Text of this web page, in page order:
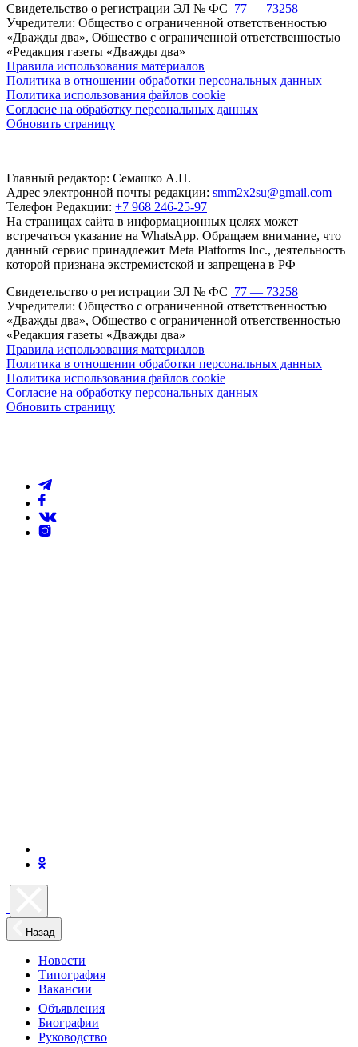
Свидетельство о регистрации ЭЛ № ФС 77 — 73258
Учредители: Общество с ограниченной ответственностью
«Дважды два», Общество с ограниченной ответственностью
«Редакция газеты «Дважды два»
Правила использования материалов
Политика в отношении обработки персональных данных
Политика использования файлов cookie
Согласие на обработку персональных данных
Обновить страницу
Главный редактор: Семашко А.Н.
Адрес электронной почты редакции: smm2x2su@gmail.com
Телефон Редакции: +7 968 246-25-97
На страницах сайта в информационных целях может
встречаться указание на WhatsApp. Обращаем внимание, что
данный сервис принадлежит Meta Platforms Inc., деятельность
которой признана экстремистской и запрещена в РФ
Свидетельство о регистрации ЭЛ № ФС 77 — 73258
Учредители: Общество с ограниченной ответственностью
«Дважды два», Общество с ограниченной ответственностью
«Редакция газеты «Дважды два»
Правила использования материалов
Политика в отношении обработки персональных данных
Политика использования файлов cookie
Согласие на обработку персональных данных
Обновить страницу
Назад
Новости
Типография
Вакансии
Объявления
Биографии
Руководство